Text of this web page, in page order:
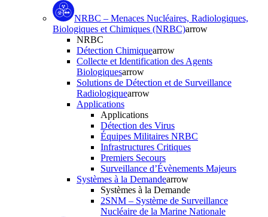
NRBC – Menaces Nucléaires, Radiologiques,
Biologiques et Chimiques (NRBC)arrow
NRBC
Détection Chimiquearrow
Collecte et Identification des Agents
Biologiquesarrow
Solutions de Détection et de Surveillance
Radiologiquearrow
Applications
Applications
Détection des Virus
Équipes Militaires NRBC
Infrastructures Critiques
Premiers Secours
Surveillance d’Évènements Majeurs
Systèmes à la Demandearrow
Systèmes à la Demande
2SNM – Système de Surveillance
Nucléaire de la Marine Nationale